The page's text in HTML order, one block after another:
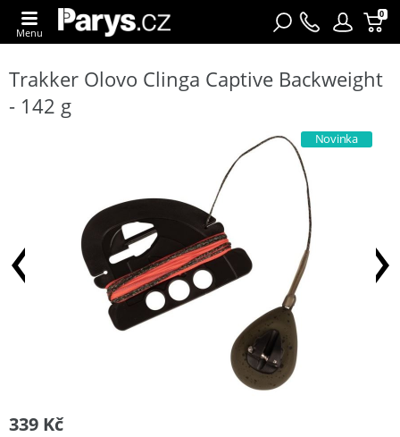
0
Menu
Trakker Olovo Clinga Captive Backweight
- 142 g
Novinka
339 Kč